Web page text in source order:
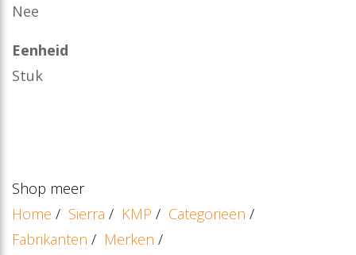
Nee
Eenheid
Stuk
Shop meer
Home / Sierra / KMP / Categorieën /
Fabrikanten / Merken /